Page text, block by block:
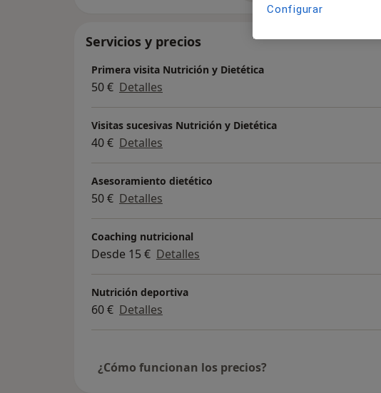
Servicios y precios
Primera visita Nutrición y Dietética
50 € Detalles
Visitas sucesivas Nutrición y Dietética
40 € Detalles
Asesoramiento dietético
50 € Detalles
Coaching nutricional
Desde 15 € Detalles
Nutrición deportiva
60 € Detalles
¿Cómo funcionan los precios?
Configurar